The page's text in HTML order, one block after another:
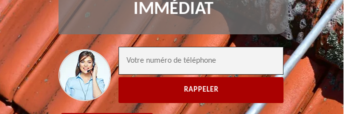
IMMÉDIAT